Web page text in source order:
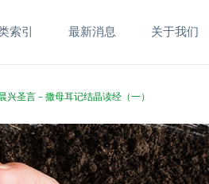
索引 最新消息 关于我们
兴圣言－撒母耳记结晶读经（一）